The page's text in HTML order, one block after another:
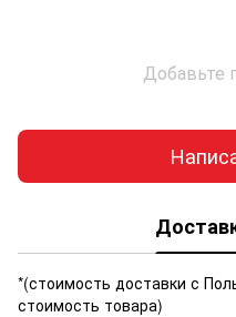
Добавьте
*(стоимость доставки с
стоимость товара)